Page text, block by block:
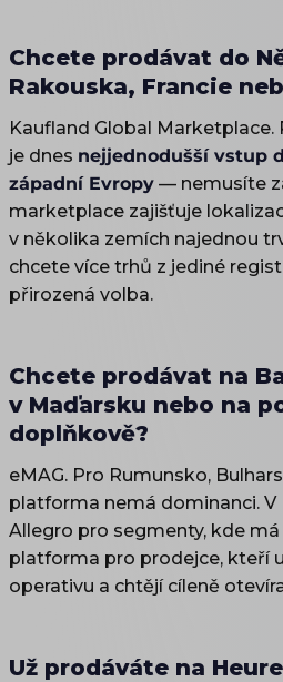
Chcete prodávat do
Rakouska, Francie
Kaufland Global
je dnes nejjednodušší vstup
západní Evropy — nemusíte
marketplace zajišťuje
v několika zemích najednou
chcete více trhů z jediné
přirozená volba.
Chcete prodávat na
v Maďarsku nebo na
doplňkově?
eMAG. Pro Rumunsko,
platforma nemá dominanci.
Allegro pro segmenty, kde
platforma pro prodejce, kteří
operativu a chtějí cíleně
Už prodáváte na